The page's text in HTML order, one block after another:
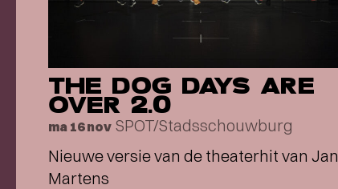
THE DOG DAYS ARE
OVER 2.0
ma 16 nov SPOT/Stadsschouwburg
Nieuwe versie van de theaterhit van Jan
Martens